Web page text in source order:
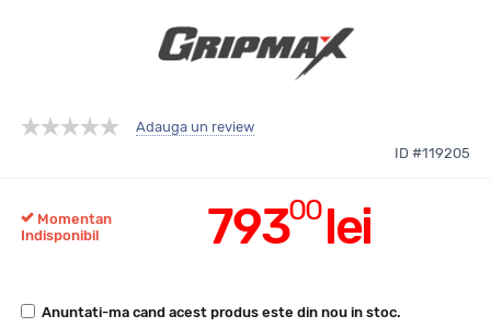
Adauga un review
ID #119205
79300lei
Momentan
Indisponibil
Anuntati-ma cand acest produs este din nou in stoc.